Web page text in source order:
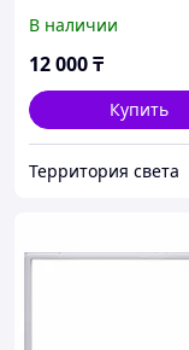
В наличии
12 000₸
Купить
Территория света